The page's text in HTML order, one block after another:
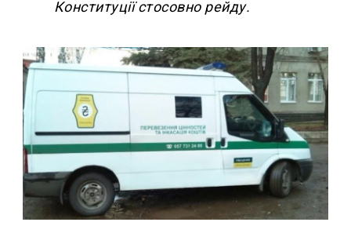
Конституції стосовно рейду.